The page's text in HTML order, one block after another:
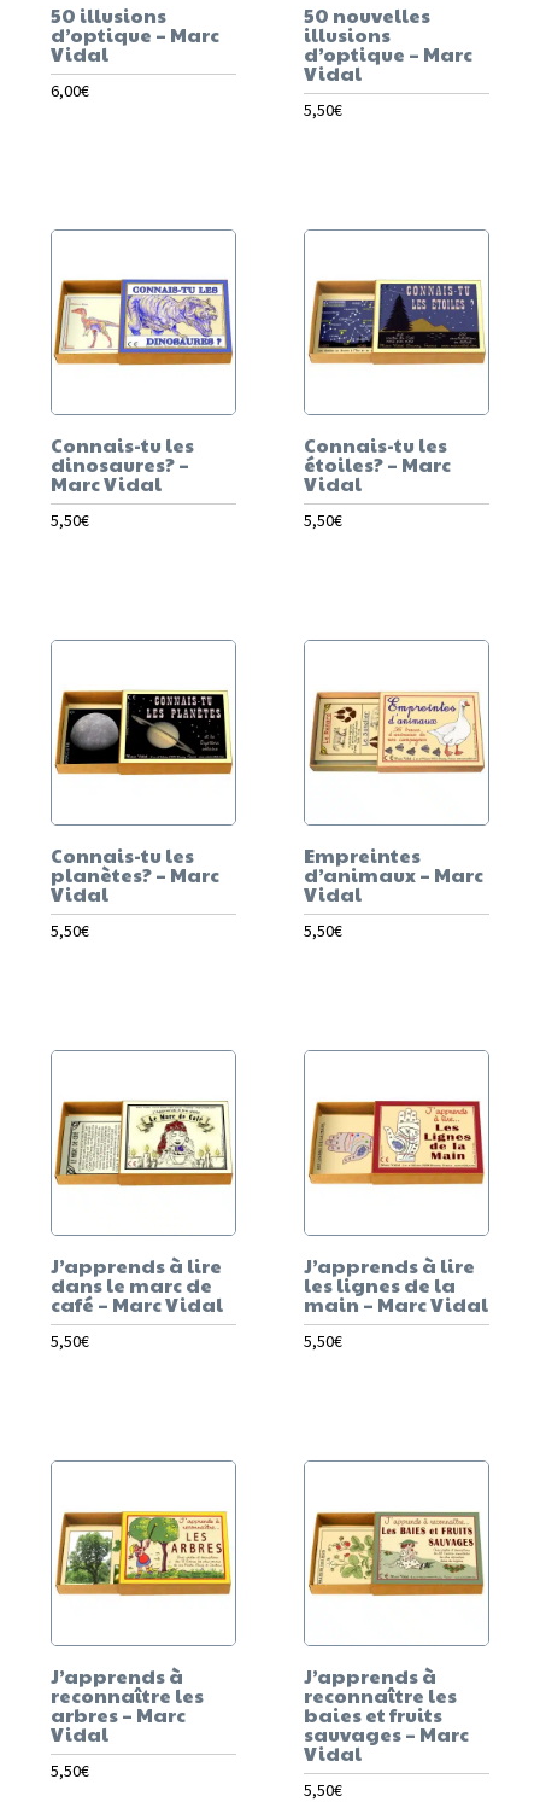
50 illusions
d’optique – Marc
Vidal
6,00€
50 nouvelles
illusions
d’optique – Marc
Vidal
5,50€
Connais-tu les
dinosaures? –
Marc Vidal
5,50€
Connais-tu les
étoiles? – Marc
Vidal
5,50€
Connais-tu les
planètes? – Marc
Vidal
5,50€
Empreintes
d’animaux – Marc
Vidal
5,50€
J’apprends à lire
dans le marc de
café – Marc Vidal
5,50€
J’apprends à lire
les lignes de la
main – Marc Vidal
5,50€
J’apprends à
reconnaître les
arbres – Marc
Vidal
5,50€
J’apprends à
reconnaître les
baies et fruits
sauvages – Marc
Vidal
5,50€